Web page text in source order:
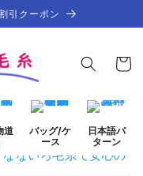
引クーポン
ー
道
バッグ/ケ
ース
日本語パ
ターン